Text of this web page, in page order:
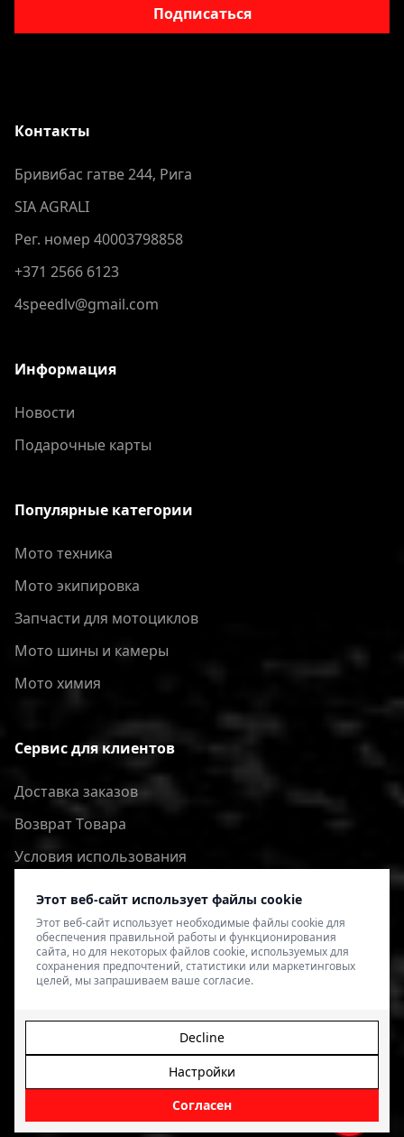
Этот веб-сайт использует файлы cookie
Этот веб-сайт использует необходимые файлы cookie для
обеспечения правильной работы и функционирования
сайта, но для некоторых файлов cookie, используемых для
сохранения предпочтений, статистики или маркетинговых
целей, мы запрашиваем ваше согласие.
Согласен
Настройки
Decline
Подписаться
Контакты
Бривибас гатве 244, Рига
SIA AGRALI
Рег. номер 40003798858
+371 2566 6123
4speedlv@gmail.com
Информация
Новости
Подарочные карты
Популярные категории
Мото техника
Мото экипировка
Запчасти для мотоциклов
Мото шины и камеры
Мото химия
Сервис для клиентов
Доставка заказов
Bозврат Tовара
Условия использования
Политика конфиденциальности
© 2026 4SPEED.LV. Visas tiesības aizsargātas.
veikala izveide - Magecode.